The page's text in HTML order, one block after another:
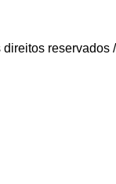
reservados /